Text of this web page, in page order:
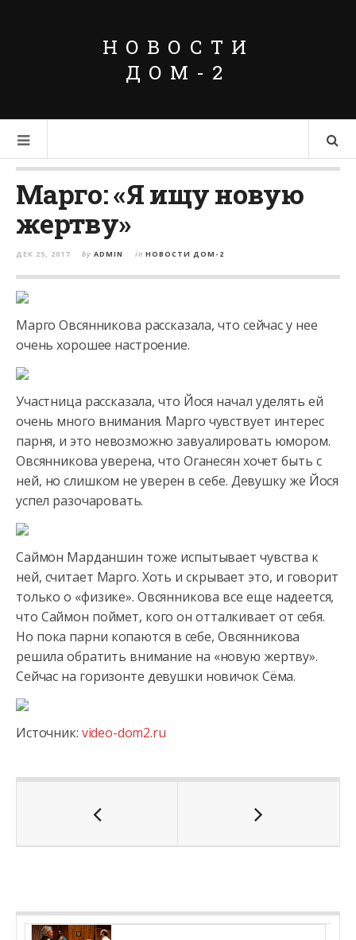
НОВОСТИ
ДОМ-2
Марго: «Я ищу новую
жертву»
ДЕК 25, 2017 by ADMIN in НОВОСТИ ДОМ-2
Марго Овсянникова рассказала, что сейчас у нее
очень хорошее настроение.
Участница рассказала, что Йося начал уделять ей
очень много внимания. Марго чувствует интерес
парня, и это невозможно завуалировать юмором.
Овсянникова уверена, что Оганесян хочет быть с
ней, но слишком не уверен в себе. Девушку же Йося
успел разочаровать.
Саймон Марданшин тоже испытывает чувства к
ней, считает Марго. Хоть и скрывает это, и говорит
только о «физике». Овсянникова все еще надеется,
что Саймон поймет, кого он отталкивает от себя.
Но пока парни копаются в себе, Овсянникова
решила обратить внимание на «новую жертву».
Сейчас на горизонте девушки новичок Сёма.
Источник: video-dom2.ru